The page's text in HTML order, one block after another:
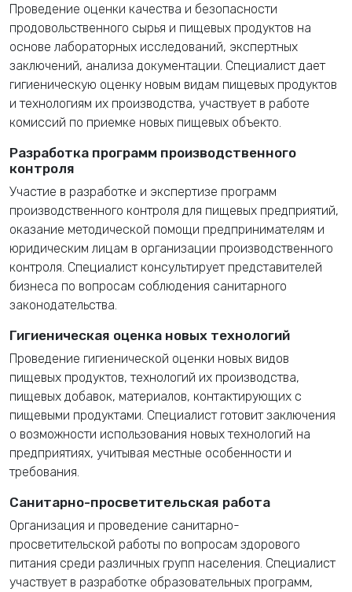
Проведение оценки качества и безопасности
продовольственного сырья и пищевых продуктов на
основе лабораторных исследований, экспертных
заключений, анализа документации. Специалист дает
гигиеническую оценку новым видам пищевых продуктов
и технологиям их производства, участвует в работе
комиссий по приемке новых пищевых объекто.
Разработка программ производственного
контроля
Участие в разработке и экспертизе программ
производственного контроля для пищевых предприятий,
оказание методической помощи предпринимателям и
юридическим лицам в организации производственного
контроля. Специалист консультирует представителей
бизнеса по вопросам соблюдения санитарного
законодательства.
Гигиеническая оценка новых технологий
Проведение гигиенической оценки новых видов
пищевых продуктов, технологий их производства,
пищевых добавок, материалов, контактирующих с
пищевыми продуктами. Специалист готовит заключения
о возможности использования новых технологий на
предприятиях, учитывая местные особенности и
требования.
Санитарно-просветительская работа
Организация и проведение санитарно-
просветительской работы по вопросам здорового
питания среди различных групп населения. Специалист
участвует в разработке образовательных программ,